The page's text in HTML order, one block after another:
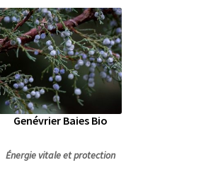
Genévrier Baies Bio
Énergie vitale et protection